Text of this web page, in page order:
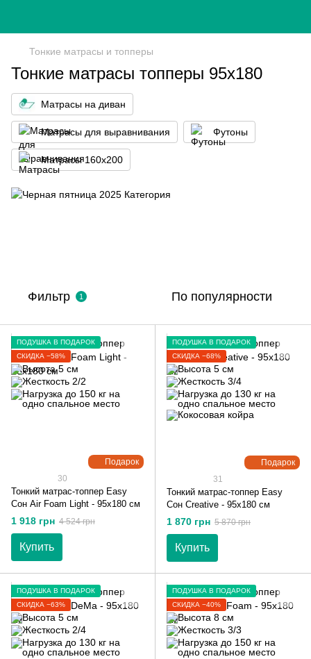
Тонкие матрасы и топперы
Тонкие матрасы топперы 95х180
Матрасы на диван
Матрасы для выравнивания Футоны
Матрасы 160x200
Фильтр 1 По популярности
Подарок
ПОДУШКА В ПОДАРОК
СКИДКА −58%
30
Тонкий матрас-топпер Easy
Сон Air Foam Light - 95х180 см
1 918 грн 4 524 грн
Купить
Подарок
ПОДУШКА В ПОДАРОК
СКИДКА −68%
31
Тонкий матрас-топпер Easy
Сон Creative - 95х180 см
1 870 грн 5 870 грн
Купить
ПОДУШКА В ПОДАРОК
СКИДКА −63%
ПОДУШКА В ПОДАРОК
СКИДКА −40%